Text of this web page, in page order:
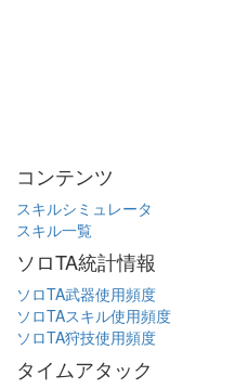
コンテンツ
スキルシミュレータ
スキル一覧
ソロTA統計情報
ソロTA武器使用頻度
ソロTAスキル使用頻度
ソロTA狩技使用頻度
タイムアタック